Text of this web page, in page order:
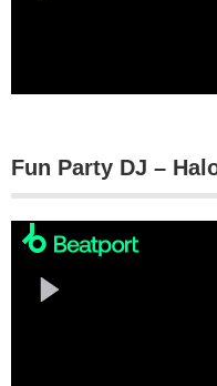
Fun Party DJ –